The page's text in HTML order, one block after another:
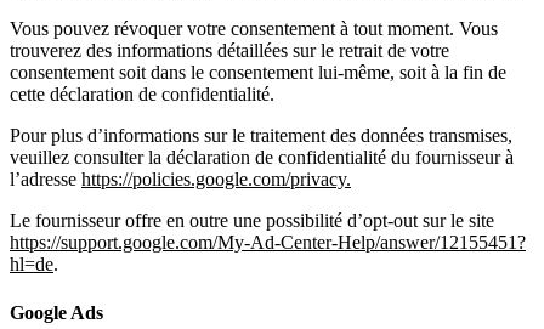
Vous pouvez révoquer votre consentement à tout moment. Vous
trouverez des informations détaillées sur le retrait de votre
consentement soit dans le consentement lui-même, soit à la fin de
cette déclaration de confidentialité.
Pour plus d’informations sur le traitement des données transmises,
veuillez consulter la déclaration de confidentialité du fournisseur à
l’adresse https://policies.google.com/privacy.
Le fournisseur offre en outre une possibilité d’opt-out sur le site
https://support.google.com/My-Ad-Center-Help/answer/12155451?
hl=de.
Google Ads